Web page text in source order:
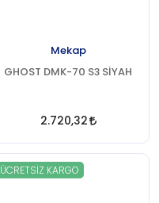
Mekap
GHOST DMK-70 S3 SİYAH
2.720,32
ÜCRETSIZ KARGO